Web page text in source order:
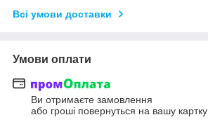
Всі умови доставки
Умови оплати
Ви отримаєте замовлення
або гроші повернуться на вашу картку